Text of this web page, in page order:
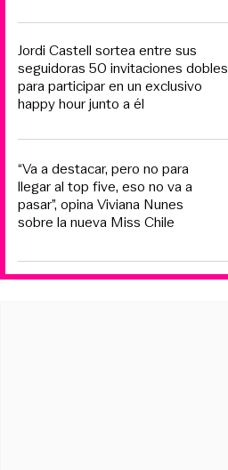
Jordi Castell sortea entre sus
seguidoras 50 invitaciones dobles
para participar en un exclusivo
happy hour junto a él
“Va a destacar, pero no para
llegar al top five, eso no va a
pasar”, opina Viviana Nunes
sobre la nueva Miss Chile